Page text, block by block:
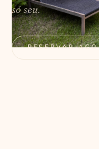
só seu.
RESERVAR